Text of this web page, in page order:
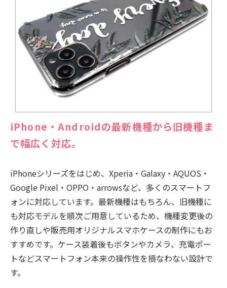
iPhone・Androidの最新機種から旧機種ま
で幅広く対応。
iPhoneシリーズをはじめ、Xperia・Galaxy・AQUOS・
Google Pixel・OPPO・arrowsなど、多くのスマートフ
ォンに対応しています。最新機種はもちろん、旧機種に
も対応モデルを順次ご用意しているため、機種変更後の
作り直しや販売用オリジナルスマホケースの制作にもお
すすめです。ケース装着後もボタンやカメラ、充電ポー
トなどスマートフォン本来の操作性を損なわない設計で
す。